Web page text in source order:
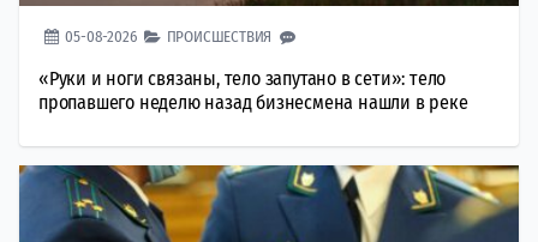
05-08-2026 ПРОИСШЕСТВИЯ
«Руки и ноги связаны, тело запутано в сети»: тело
пропавшего неделю назад бизнесмена нашли в реке